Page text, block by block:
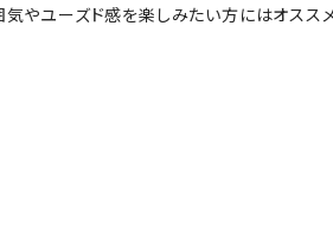
やユーズド感を楽しみたい方にはオスス